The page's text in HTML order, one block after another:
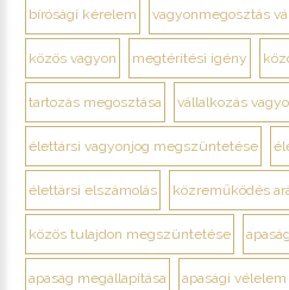
bírósági kérelem vagyonmegosztás
közös vagyon megtérítési igény
tartozás megosztása vállalkozás
élettársi vagyonjog megszüntetése
élettársi elszámolás közreműködés
közös tulajdon megszüntetése
apaság megállapítása apasági